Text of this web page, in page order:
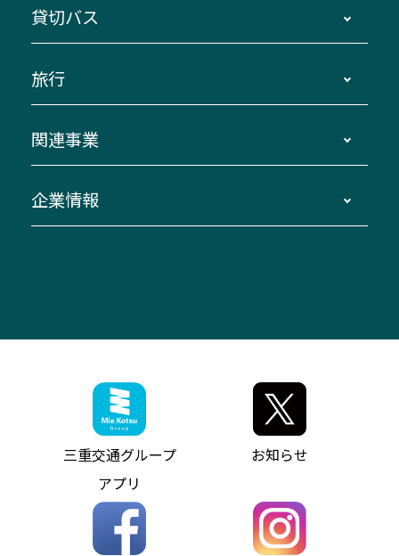
路線バスのご利用方法
三重交通接近情報バスロケーションシステム
ダイヤ改正情報
迂回・休止について
臨時バスについて
伊勢二見鳥羽周遊バスCANばす
「みえブルーライン」（三重大学病院直通バ
神都ライナー
ミジュマルのラッピングバス（鈴鹿管内）
参宮バス
神都バス
パールシャトル
バス情報の見える化
コミュニティバス
南紀・VISON～横浜・東京・埼玉
伊賀～名古屋
南紀～VISON～名古屋
湯の山温泉～名古屋
桑名・長島温泉・金城ふ頭駅～中部国際空港
（休止中）
お客様駐車場のご案内
アイコンの説明
インターネット予約
よくあるご質問
お問い合わせ
貸切バス
貸切バスのご利用について
お問い合わせ
旅行
貸切バス団体旅行
美し国周遊ばす
関連事業
自家用自動車車両運行管理
ザ・バスコレクション三重交通バスセット
三重交通公式グッズ
企業情報
ファンコーナー
お問い合わせ
お知らせ・最新情報一覧
ニュースリリース
お問い合わせ
個人情報保護方針
三重交通グループ
アプリ
お知らせ